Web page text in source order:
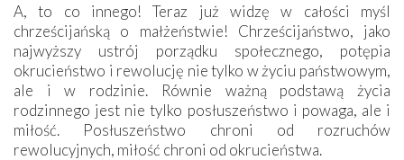
A, to co innego! Teraz już widzę w całości myśl
chrześcijańską o małżeństwie! Chrześcijaństwo, jako
najwyższy ustrój porządku społecznego, potępia
okrucieństwo i rewolucję nie tylko w życiu państwowym,
ale i w rodzinie. Równie ważną podstawą życia
rodzinnego jest nie tylko posłuszeństwo i powaga, ale i
miłość. Posłuszeństwo chroni od rozruchów
rewolucyjnych, miłość chroni od okrucieństwa.